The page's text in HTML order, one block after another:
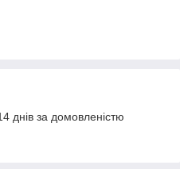
днів за домовленістю